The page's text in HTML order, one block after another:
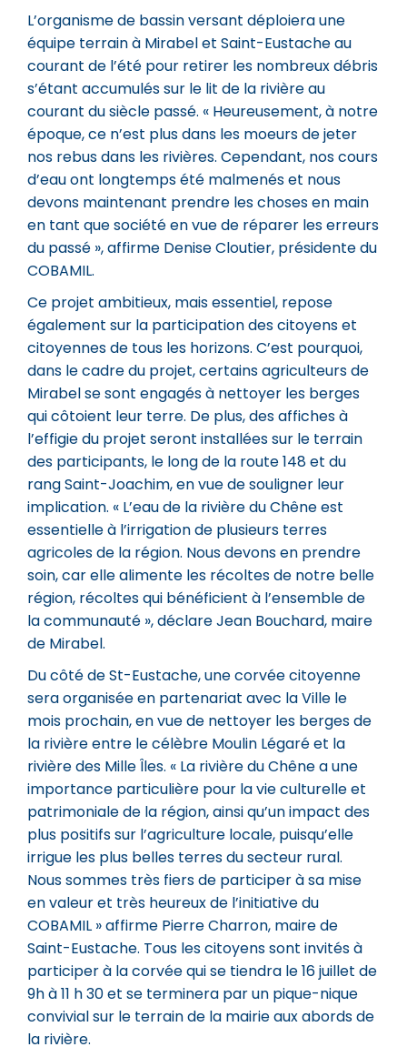
L’organisme de bassin versant déploiera une
équipe terrain à Mirabel et Saint-Eustache au
courant de l’été pour retirer les nombreux débris
s’étant accumulés sur le lit de la rivière au
courant du siècle passé. « Heureusement, à notre
époque, ce n’est plus dans les moeurs de jeter
nos rebus dans les rivières. Cependant, nos cours
d’eau ont longtemps été malmenés et nous
devons maintenant prendre les choses en main
en tant que société en vue de réparer les erreurs
du passé », affirme Denise Cloutier, présidente du
COBAMIL.
Ce projet ambitieux, mais essentiel, repose
également sur la participation des citoyens et
citoyennes de tous les horizons. C’est pourquoi,
dans le cadre du projet, certains agriculteurs de
Mirabel se sont engagés à nettoyer les berges
qui côtoient leur terre. De plus, des affiches à
l’effigie du projet seront installées sur le terrain
des participants, le long de la route 148 et du
rang Saint-Joachim, en vue de souligner leur
implication. « L’eau de la rivière du Chêne est
essentielle à l’irrigation de plusieurs terres
agricoles de la région. Nous devons en prendre
soin, car elle alimente les récoltes de notre belle
région, récoltes qui bénéficient à l’ensemble de
la communauté », déclare Jean Bouchard, maire
de Mirabel.
Du côté de St-Eustache, une corvée citoyenne
sera organisée en partenariat avec la Ville le
mois prochain, en vue de nettoyer les berges de
la rivière entre le célèbre Moulin Légaré et la
rivière des Mille Îles. « La rivière du Chêne a une
importance particulière pour la vie culturelle et
patrimoniale de la région, ainsi qu’un impact des
plus positifs sur l’agriculture locale, puisqu’elle
irrigue les plus belles terres du secteur rural.
Nous sommes très fiers de participer à sa mise
en valeur et très heureux de l’initiative du
COBAMIL » affirme Pierre Charron, maire de
Saint-Eustache. Tous les citoyens sont invités à
participer à la corvée qui se tiendra le 16 juillet de
9h à 11 h 30 et se terminera par un pique-nique
convivial sur le terrain de la mairie aux abords de
la rivière.